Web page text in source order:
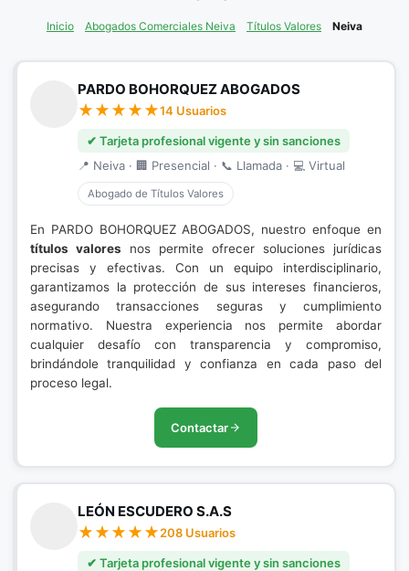
Inicio Abogados Comerciales Neiva Títulos Valores Neiva
PARDO BOHORQUEZ ABOGADOS
14 Usuarios
✔ Tarjeta profesional vigente y sin sanciones
📍 Neiva · 🏢 Presencial · 📞 Llamada · 💻 Virtual
Abogado de Títulos Valores
En PARDO BOHORQUEZ ABOGADOS, nuestro enfoque en
títulos valores nos permite ofrecer soluciones jurídicas
precisas y efectivas. Con un equipo interdisciplinario,
garantizamos la protección de sus intereses financieros,
asegurando transacciones seguras y cumplimiento
normativo. Nuestra experiencia nos permite abordar
cualquier desafío con transparencia y compromiso,
brindándole tranquilidad y confianza en cada paso del
proceso legal.
Contactar
LEÓN ESCUDERO S.A.S
208 Usuarios
✔ Tarjeta profesional vigente y sin sanciones